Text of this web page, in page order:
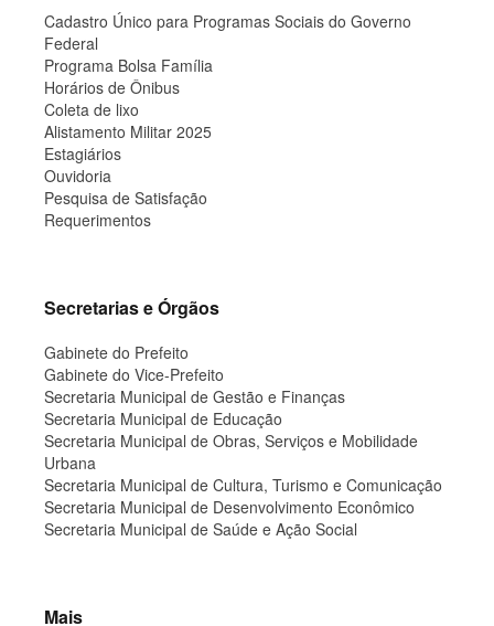
Cadastro Único para Programas Sociais do Governo
Federal
Programa Bolsa Família
Horários de Ônibus
Coleta de lixo
Alistamento Militar 2025
Estagiários
Ouvidoria
Pesquisa de Satisfação
Requerimentos
Secretarias e Órgãos
Gabinete do Prefeito
Gabinete do Vice-Prefeito
Secretaria Municipal de Gestão e Finanças
Secretaria Municipal de Educação
Secretaria Municipal de Obras, Serviços e Mobilidade
Urbana
Secretaria Municipal de Cultura, Turismo e Comunicação
Secretaria Municipal de Desenvolvimento Econômico
Secretaria Municipal de Saúde e Ação Social
Mais